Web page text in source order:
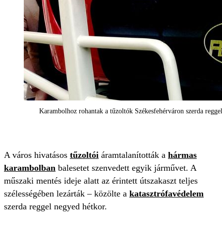
Karambolhoz rohantak a tűzoltók Székesfehérváron szerda
A város hivatásos tűzoltói áramtalanították a hármas
karambolban balesetet szenvedett egyik járművet. A
műszaki mentés ideje alatt az érintett útszakaszt teljes
szélességében lezárták – közölte a katasztrófavédelem
szerda reggel negyed hétkor.